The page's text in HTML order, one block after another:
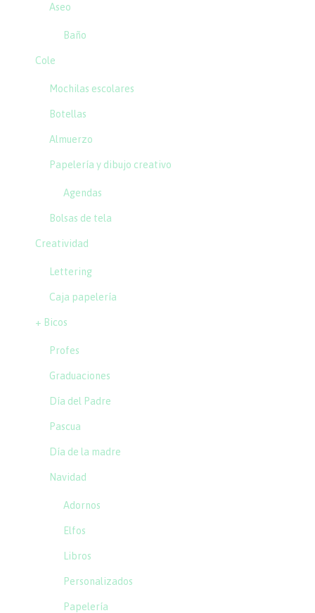
Aseo
Baño
Cole
Mochilas escolares
Botellas
Almuerzo
Papelería y dibujo creativo
Agendas
Bolsas de tela
Creatividad
Lettering
Caja papelería
+ Bicos
Profes
Graduaciones
Día del Padre
Pascua
Día de la madre
Navidad
Adornos
Elfos
Libros
Personalizados
Papelería